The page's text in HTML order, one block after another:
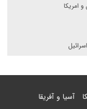
امریکا
آسیا و آفریقا